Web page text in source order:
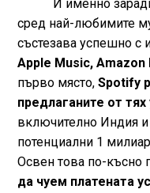
И именно
сред най-любимите
състезава успешно с
Apple Music, Amazon
първо място, Spotify
предлаганите от
включително Индия
потенциални 1
Освен това по-късно
да чуем платената